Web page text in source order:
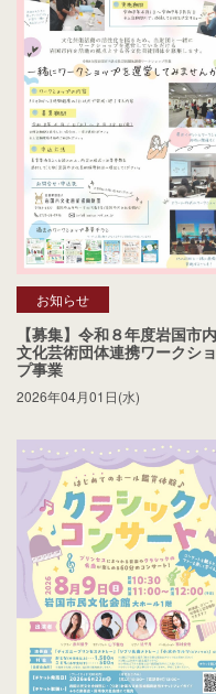
お知らせ
【募集】令和８年度岩国市
文化芸術団体連携ワークシ
プ事業
2026年04月01日(水)